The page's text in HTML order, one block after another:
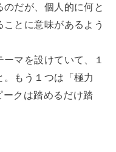
だが、個人的に何と
とに意味があるよう
マを設けていて、１
もう１つは「極力
ークは踏めるだけ踏